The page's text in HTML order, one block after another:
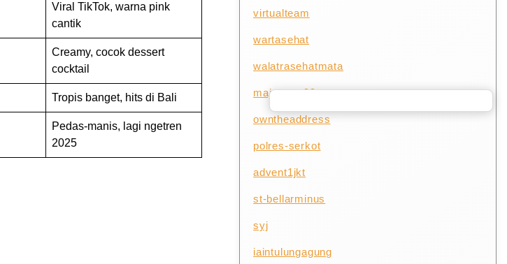
Viral TikTok, warna pink
cantik
Creamy, cocok dessert
cocktail
Tropis banget, hits di Bali
Pedas-manis, lagi ngetren
2025
virtualteam
wartasehat
walatrasehatmata
majuterus99
owntheaddress
polres-serkot
advent1jkt
st-bellarminus
syj
iaintulungagung